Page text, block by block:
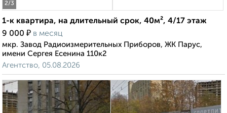
2/3
1-к квартира, на длительный срок, 40м², 4/17 этаж
9 000 ₽ в месяц
мкр. Завод Радиоизмерительных Приборов, ЖК Парус,
имени Сергея Есенина 110к2
Агентство, 05.08.2026